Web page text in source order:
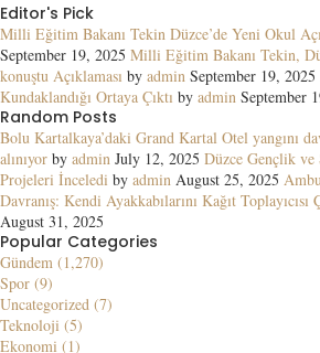
Editor's Pick
Milli Eğitim Bakanı Tekin Düzce’de Yeni Okul
September 19, 2025 Milli Eğitim Bakanı Tekin,
konuştu Açıklaması by admin September 19, 2025
Kundaklandığı Ortaya Çıktı by admin September
Random Posts
Bolu Kartalkaya’daki Grand Kartal Otel yangını
alınıyor by admin July 12, 2025 Düzce Gençlik
Projeleri İnceledi by admin August 25, 2025
Davranış: Kendi Ayakkabılarını Kağıt Toplayıcısı
August 31, 2025
Popular Categories
Gündem (1,270)
Spor (9)
Uncategorized (7)
Teknoloji (5)
Ekonomi (1)